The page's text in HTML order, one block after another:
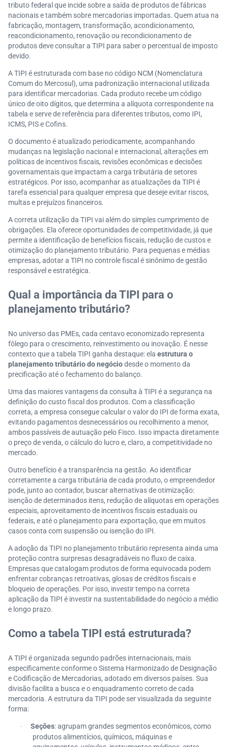
corretamente a tabela TIPI
tributo federal que incide sobre a saída de produtos de fábricas
nacionais e também sobre mercadorias importadas. Quem atua na
fabricação, montagem, transformação, acondicionamento,
reacondicionamento, renovação ou recondicionamento de
produtos deve consultar a TIPI para saber o percentual de imposto
devido.
A TIPI é estruturada com base no código NCM (Nomenclatura
Comum do Mercosul), uma padronização internacional utilizada
para identificar mercadorias. Cada produto recebe um código
único de oito dígitos, que determina a alíquota correspondente na
tabela e serve de referência para diferentes tributos, como IPI,
ICMS, PIS e Cofins.
O documento é atualizado periodicamente, acompanhando
mudanças na legislação nacional e internacional, alterações em
políticas de incentivos fiscais, revisões econômicas e decisões
governamentais que impactam a carga tributária de setores
estratégicos. Por isso, acompanhar as atualizações da TIPI é
tarefa essencial para qualquer empresa que deseje evitar riscos,
multas e prejuízos financeiros.
A correta utilização da TIPI vai além do simples cumprimento de
obrigações. Ela oferece oportunidades de competitividade, já que
permite a identificação de benefícios fiscais, redução de custos e
otimização do planejamento tributário. Para pequenas e médias
empresas, adotar a TIPI no controle fiscal é sinônimo de gestão
responsável e estratégica.
Qual a importância da TIPI para o
planejamento tributário?
No universo das PMEs, cada centavo economizado representa
fôlego para o crescimento, reinvestimento ou inovação. É nesse
contexto que a tabela TIPI ganha destaque: ela estrutura o
planejamento tributário do negóciodesde o momento da
precificação até o fechamento do balanço.
Uma das maiores vantagens da consulta à TIPI é a segurança na
definição do custo fiscal dos produtos. Com a classificação
correta, a empresa consegue calcular o valor do IPI de forma exata,
evitando pagamentos desnecessários ou recolhimento a menor,
ambos passíveis de autuação pelo Fisco. Isso impacta diretamente
o preço de venda, o cálculo do lucro e, claro, a competitividade no
mercado.
Outro benefício é a transparência na gestão. Ao identificar
corretamente a carga tributária de cada produto, o empreendedor
pode, junto ao contador, buscar alternativas de otimização:
isenção de determinados itens, redução de alíquotas em operações
especiais, aproveitamento de incentivos fiscais estaduais ou
federais, e até o planejamento para exportação, que em muitos
casos conta com suspensão ou isenção do IPI.
A adoção da TIPI no planejamento tributário representa ainda uma
proteção contra surpresas desagradáveis no fluxo de caixa.
Empresas que catalogam produtos de forma equivocada podem
enfrentar cobranças retroativas, glosas de créditos fiscais e
bloqueio de operações. Por isso, investir tempo na correta
aplicação da TIPI é investir na sustentabilidade do negócio a médio
e longo prazo.
Como a tabela TIPI está estruturada?
A TIPI é organizada segundo padrões internacionais, mais
especificamente conforme o Sistema Harmonizado de Designação
e Codificação de Mercadorias, adotado em diversos países. Sua
divisão facilita a busca e o enquadramento correto de cada
mercadoria. A estrutura da TIPI pode ser visualizada da seguinte
forma:
· Seções: agrupam grandes segmentos econômicos, como
produtos alimentícios, químicos, máquinas e